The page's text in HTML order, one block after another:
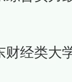
财经类大